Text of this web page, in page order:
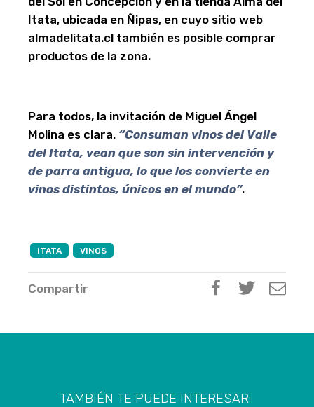
Itata, ubicada en Ñipas, en cuyo sitio web
almadelitata.cl también es posible comprar
productos de la zona.
Para todos, la invitación de Miguel Ángel
Molina es clara. “Consuman vinos del Valle
del Itata, vean que son sin intervención y
de parra antigua, lo que los convierte en
vinos distintos, únicos en el mundo”.
ITATA VINOS
Compartir
TAMBIÉN TE PUEDE INTERESAR: